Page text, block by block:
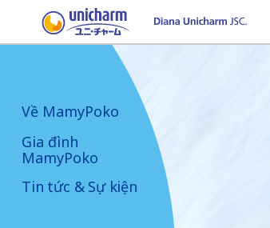
Về MamyPoko
Gia đình
MamyPoko
Tin tức & Sự kiện